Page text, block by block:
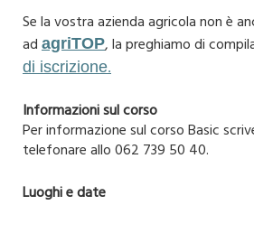
Se la vostra azienda agricola non è
ad agriTOP, la preghiamo di
di iscrizione.
Informazioni sul corso
Per informazione sul corso Basic
telefonare allo 062 739 50 40.
Luoghi e date